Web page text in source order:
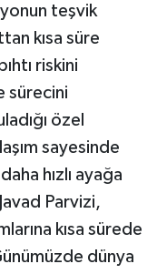
teşvik
kısa süre
riskini
sürecini
özel
sayesinde
hızlı ayağa
Parvizi,
kısa sürede
dünya